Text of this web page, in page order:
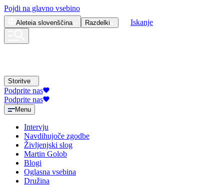
Pojdi na glavno vsebino
Aleteia slovenščina Razdelki Iskanje
Storitve
Podprite nas
Podprite nas
Menu
Intervju
Navdihujoče zgodbe
Življenjski slog
Martin Golob
Blogi
Oglasna vsebina
Družina